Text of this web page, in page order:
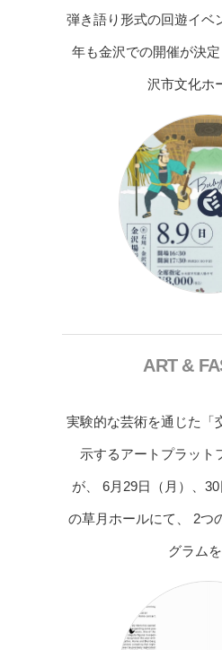
弾き語り形式の回遊イベ
年も金沢での開催が
沢市文化ホ
ART &
実験的な芸術を通じた「
示するアートプラット
が、 6月29日（月）、
の草月ホールにて、 2つ
グラム